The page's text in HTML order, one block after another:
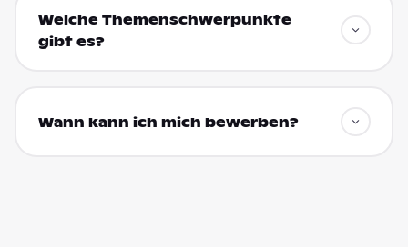
Welche Themenschwerpunkte
gibt es?
Wann kann ich mich bewerben?